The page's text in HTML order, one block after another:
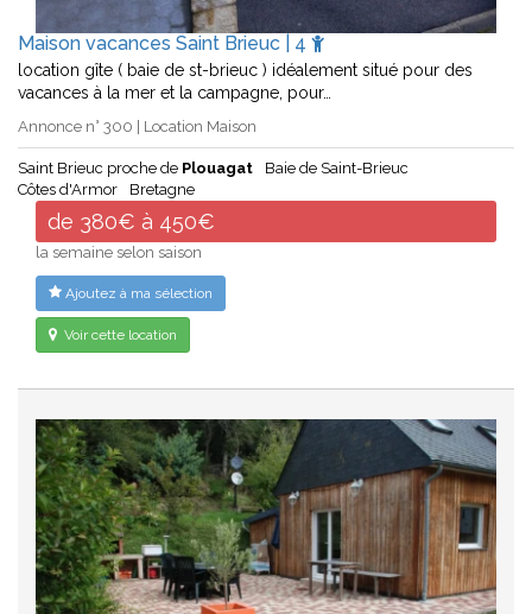
Maison vacances Saint Brieuc | 4
location gîte ( baie de st-brieuc ) idéalement situé pour des
vacances à la mer et la campagne, pour…
Annonce n° 300 | Location Maison
Saint Brieuc proche de Plouagat
Baie de Saint-Brieuc
Côtes d'Armor
Bretagne
de 380€ à 450€
la semaine selon saison
Ajoutez à ma sélection
Voir cette location